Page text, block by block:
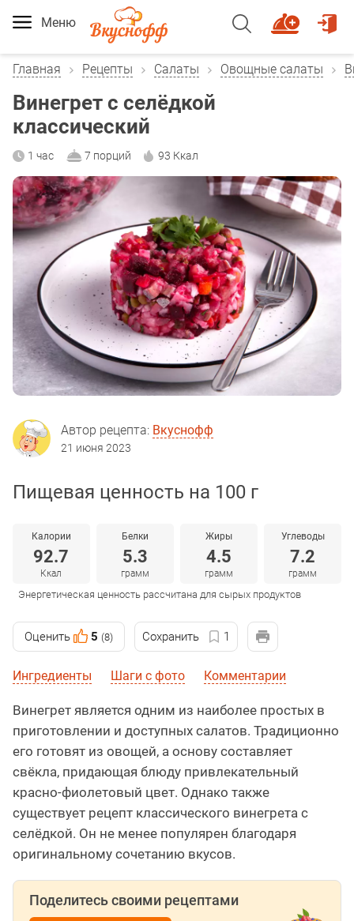
Меню
Главная Рецепты Салаты Овощные салаты
Винегрет с селёдкой
классический
1 час 7 порций 93 Ккал
Автор рецепта: Вкуснофф
21 июня 2023
Пищевая ценность на 100 г
Калории
92.7
Ккал
Белки
5.3
грамм
Жиры
4.5
грамм
Углеводы
7.2
грамм
Энергетическая ценность рассчитана для сырых продуктов
Оценить 5 (8) Сохранить 1
Ингредиенты Шаги с фото Комментарии
Винегрет является одним из наиболее простых в
приготовлении и доступных салатов. Традиционно
его готовят из овощей, а основу составляет
свёкла, придающая блюду привлекательный
красно-фиолетовый цвет. Однако также
существует рецепт классического винегрета с
селёдкой. Он не менее популярен благодаря
оригинальному сочетанию вкусов.
Поделитесь своими рецептами